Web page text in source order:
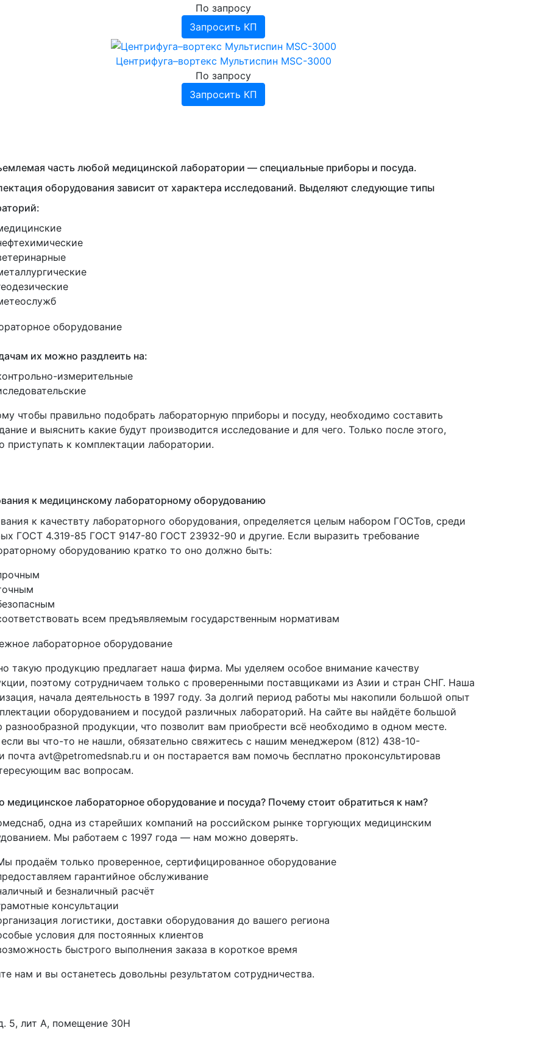
По запросу
Запросить КП
Центрифуга–вортекс Мультиспин MSC-3000
По запросу
Запросить КП
часть любой медицинской лаборатории — специальные приборы и посуда.
оборудования зависит от характера исследований. Выделяют следующие типы
их можно раздлеить на:
измерительные
чтобы правильно подобрать лабораторную пприборы и посуду, необходимо составить
и выяснить какие будут производится исследование и для чего. Только после этого,
приступать к комплектации лаборатории.
к медицинскому лабораторному оборудованию
к качествту лабораторного оборудования, определяется целым набором ГОСТов, среди
ГОСТ 4.319-85 ГОСТ 9147-80 ГОСТ 23932-90 и другие. Если выразить требование
оборудованию кратко то оно должно быть:
всем предъявляемым государственным нормативам
такую продукцию предлагает наша фирма. Мы уделяем особое внимание качеству
поэтому сотрудничаем только с проверенными поставщиками из Азии и стран СНГ. Наша
начала деятельность в 1997 году. За долгий период работы мы накопили большой опыт
оборудованием и посудой различных лабораторий. На сайте вы найдёте большой
разнообразной продукции, что позволит вам приобрести всё необходимо в одном месте.
вы что-то не нашли, обязательно свяжитесь с нашим менеджером (812) 438-10-
почта avt@petromedsnab.ru и он постарается вам помочь бесплатно проконсультировав
вас вопросам.
медицинское лабораторное оборудование и посуда? Почему стоит обратиться к нам?
одна из старейших компаний на российском рынке торгующих медицинским
Мы работаем с 1997 года — нам можно доверять.
продаём только проверенное, сертифицированное оборудование
гарантийное обслуживание
и безналичный расчёт
консультации
логистики, доставки оборудования до вашего региона
условия для постоянных клиентов
быстрого выполнения заказа в короткое время
нам и вы останетесь довольны результатом сотрудничества.
5, лит А, помещение 30Н